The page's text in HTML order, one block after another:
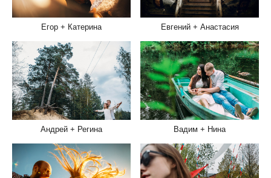
Егор + Катерина Евгений + Анастасия
Вадим + Нина
Андрей + Регина